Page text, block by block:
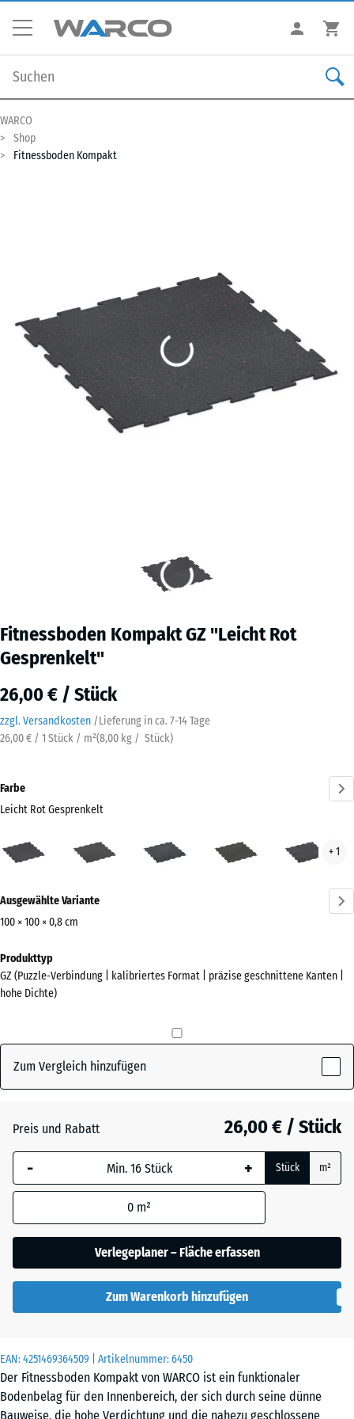
WARCO
Shop
Fitnessboden Kompakt
Fitnessboden Kompakt GZ "Leicht Rot
Gesprenkelt"
26,00 € / Stück
zzgl. Versandkosten /Lieferung in ca. 7-14 Tage
26,00 € / 1 Stück / m²(8,00 kg / Stück)
EAN:4251469364509 | Artikelnummer:6450
Der Fitnessboden Kompakt von WARCO ist ein funktionaler
Bodenbelag für den Innenbereich, der sich durch seine dünne
Bauweise, die hohe Verdichtung und die nahezu geschlossene
Farbe
Leicht Rot Gesprenkelt
(active)
Grau
+ 1
Informationen
zu
Farben?
Farbpalette
Leicht Rot
Gesprenkelt(active)
Anthrazit - 4,40 €
Leicht Gelb
Gesprenkelt
Leicht Grau
Gesprenkelt
Ausgewählte Variante
100 × 100 × 0,8 cm
Abmessungen
für
den
x
1030
Die gewählte, blau
umrandete
Abmessung wird
Produktdaten nicht
anders angegeben)
für die
Bedarfsberechnung
×
100
×
0,8
Produkttyp
GZ (Puzzle-Verbindung | kalibriertes Format | präzise geschnittene Kanten |
hohe Dichte)
Zum Vergleich hinzufügen
Preis und Rabatt 26,00 € / Stück
- + Stück m²
0 m²
Verlegeplaner – Fläche erfassen
Zum Warenkorb hinzufügen